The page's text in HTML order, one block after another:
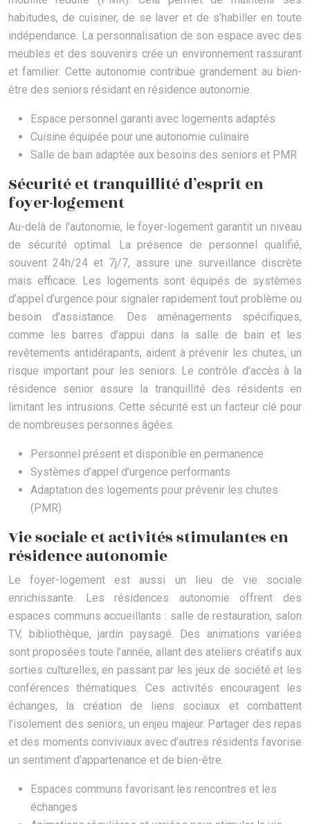
habitudes, de cuisiner, de se laver et de s’habiller en toute
indépendance. La personnalisation de son espace avec des
meubles et des souvenirs crée un environnement rassurant
et familier. Cette autonomie contribue grandement au bien-
être des seniors résidant en résidence autonomie.
Espace personnel garanti avec logements adaptés
Cuisine équipée pour une autonomie culinaire
Salle de bain adaptée aux besoins des seniors et PMR
Sécurité et tranquillité d’esprit en
foyer-logement
Au-delà de l’autonomie, le foyer-logement garantit un niveau
de sécurité optimal. La présence de personnel qualifié,
souvent 24h/24 et 7j/7, assure une surveillance discrète
mais efficace. Les logements sont équipés de systèmes
d’appel d’urgence pour signaler rapidement tout problème ou
besoin d’assistance. Des aménagements spécifiques,
comme les barres d’appui dans la salle de bain et les
revêtements antidérapants, aident à prévenir les chutes, un
risque important pour les seniors. Le contrôle d’accès à la
résidence senior assure la tranquillité des résidents en
limitant les intrusions. Cette sécurité est un facteur clé pour
de nombreuses personnes âgées.
Personnel présent et disponible en permanence
Systèmes d’appel d’urgence performants
Adaptation des logements pour prévenir les chutes
(PMR)
Vie sociale et activités stimulantes en
résidence autonomie
Le foyer-logement est aussi un lieu de vie sociale
enrichissante. Les résidences autonomie offrent des
espaces communs accueillants : salle de restauration, salon
TV, bibliothèque, jardin paysagé. Des animations variées
sont proposées toute l’année, allant des ateliers créatifs aux
sorties culturelles, en passant par les jeux de société et les
conférences thématiques. Ces activités encouragent les
échanges, la création de liens sociaux et combattent
l’isolement des seniors, un enjeu majeur. Partager des repas
et des moments conviviaux avec d’autres résidents favorise
un sentiment d’appartenance et de bien-être.
Espaces communs favorisant les rencontres et les
échanges